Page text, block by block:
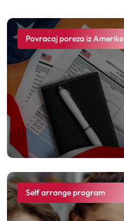
Povracaj poreza iz Amerike
Self arrange program